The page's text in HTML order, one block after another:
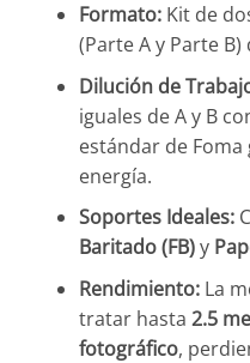
Formato:Kit de
(Parte A y Parte B)
Dilución de
iguales de A y B
estándar de
energía.
Soportes Ideales:
Baritado (FB)y
Rendimiento:La
tratar hasta 2.5
fotográfico,